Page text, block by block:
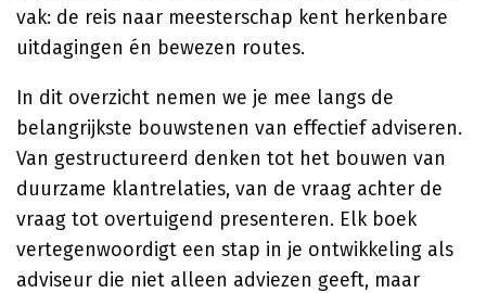
vak: de reis naar meesterschap kent herkenbare
uitdagingen én bewezen routes.
In dit overzicht nemen we je mee langs de
belangrijkste bouwstenen van effectief adviseren.
Van gestructureerd denken tot het bouwen van
duurzame klantrelaties, van de vraag achter de
vraag tot overtuigend presenteren. Elk boek
vertegenwoordigt een stap in je ontwikkeling als
adviseur die niet alleen adviezen geeft, maar